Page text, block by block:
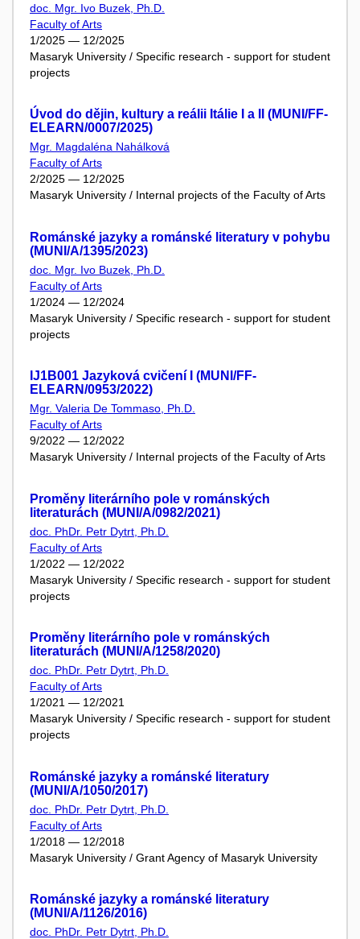
doc. Mgr. Ivo Buzek, Ph.D.
Faculty of Arts
1/2025 — 12/2025
Masaryk University / Specific research - support for student
projects
Úvod do dějin, kultury a reálii Itálie I a II (MUNI/FF-
ELEARN/0007/2025)
Mgr. Magdaléna Nahálková
Faculty of Arts
2/2025 — 12/2025
Masaryk University / Internal projects of the Faculty of Arts
Románské jazyky a románské literatury v pohybu
(MUNI/A/1395/2023)
doc. Mgr. Ivo Buzek, Ph.D.
Faculty of Arts
1/2024 — 12/2024
Masaryk University / Specific research - support for student
projects
IJ1B001 Jazyková cvičení I (MUNI/FF-
ELEARN/0953/2022)
Mgr. Valeria De Tommaso, Ph.D.
Faculty of Arts
9/2022 — 12/2022
Masaryk University / Internal projects of the Faculty of Arts
Proměny literárního pole v románských
literaturách (MUNI/A/0982/2021)
doc. PhDr. Petr Dytrt, Ph.D.
Faculty of Arts
1/2022 — 12/2022
Masaryk University / Specific research - support for student
projects
Proměny literárního pole v románských
literaturách (MUNI/A/1258/2020)
doc. PhDr. Petr Dytrt, Ph.D.
Faculty of Arts
1/2021 — 12/2021
Masaryk University / Specific research - support for student
projects
Románské jazyky a románské literatury
(MUNI/A/1050/2017)
doc. PhDr. Petr Dytrt, Ph.D.
Faculty of Arts
1/2018 — 12/2018
Masaryk University / Grant Agency of Masaryk University
Románské jazyky a románské literatury
(MUNI/A/1126/2016)
doc. PhDr. Petr Dytrt, Ph.D.